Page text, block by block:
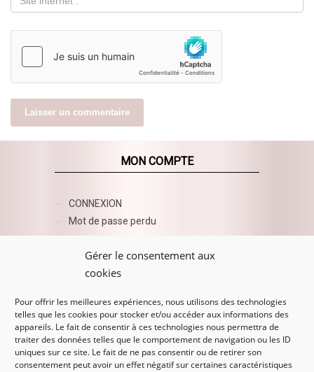
Gérer le consentement aux
cookies
Pour offrir les meilleures expériences, nous utilisons des technologies
telles que les cookies pour stocker et/ou accéder aux informations des
appareils. Le fait de consentir à ces technologies nous permettra de
traiter des données telles que le comportement de navigation ou les ID
uniques sur ce site. Le fait de ne pas consentir ou de retirer son
consentement peut avoir un effet négatif sur certaines caractéristiques
MON COMPTE
CONNEXION
Mot de passe perdu
AZUR BEAUTY ESHOP